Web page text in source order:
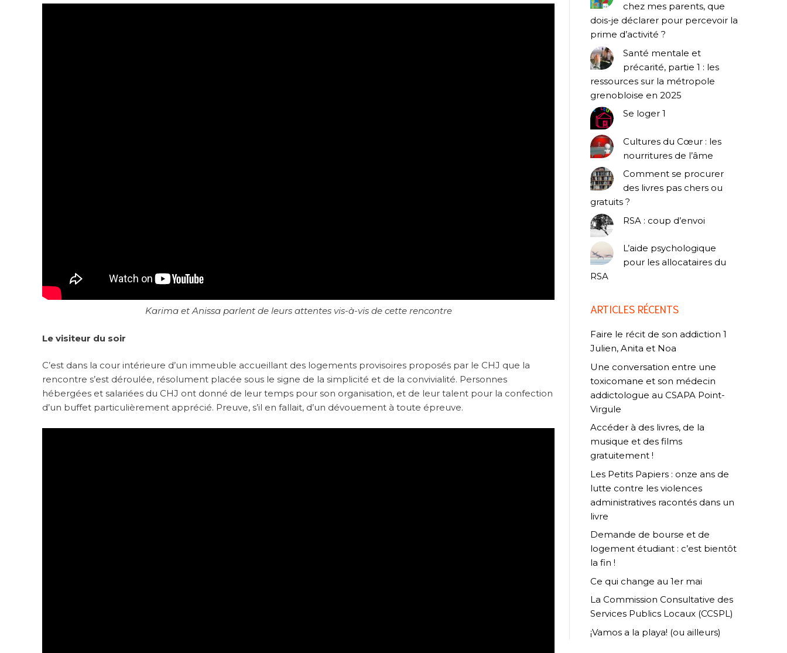
Karima et Anissa parlent de leurs attentes vis-à-vis de cette rencontre
Le visiteur du soir
C’est dans la cour intérieure d’un immeuble accueillant des logements provisoires proposés par le CHJ que la
rencontre s’est déroulée, résolument placée sous le signe de la simplicité et de la convivialité. Personnes
hébergées et salariées du CHJ ont donné de leur temps pour son organisation, et de leur talent pour la confection
d’un buffet particulièrement apprécié. Preuve, s’il en fallait, d’un dévouement à toute épreuve.
chez mes parents, que
dois-je déclarer pour percevoir la
prime d’activité ?
Santé mentale et
précarité, partie 1 : les
ressources sur la métropole
grenobloise en 2025
Se loger 1
Cultures du Cœur : les
nourritures de l’âme
Comment se procurer
des livres pas chers ou
gratuits ?
RSA : coup d’envoi
L’aide psychologique
pour les allocataires du
RSA
ARTICLES RÉCENTS
Faire le récit de son addiction 1
Julien, Anita et Noa
Une conversation entre une
toxicomane et son médecin
addictologue au CSAPA Point-
Virgule
Accéder à des livres, de la
musique et des films
gratuitement !
Les Petits Papiers : onze ans de
lutte contre les violences
administratives racontés dans un
livre
Demande de bourse et de
logement étudiant : c’est bientôt
la fin !
Ce qui change au 1er mai
La Commission Consultative des
Services Publics Locaux (CCSPL)
¡Vamos a la playa! (ou ailleurs)